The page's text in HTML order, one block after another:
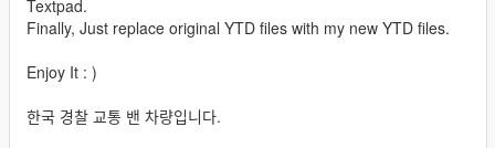
Textpad.
Finally, Just replace original YTD files with my new YTD files.
Enjoy It : )
한국 경찰 교통 밴 차량입니다.